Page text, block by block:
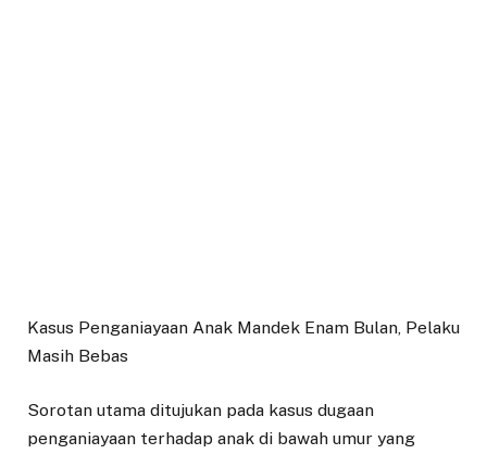
Kasus Penganiayaan Anak Mandek Enam Bulan, Pelaku
Masih Bebas
Sorotan utama ditujukan pada kasus dugaan
penganiayaan terhadap anak di bawah umur yang